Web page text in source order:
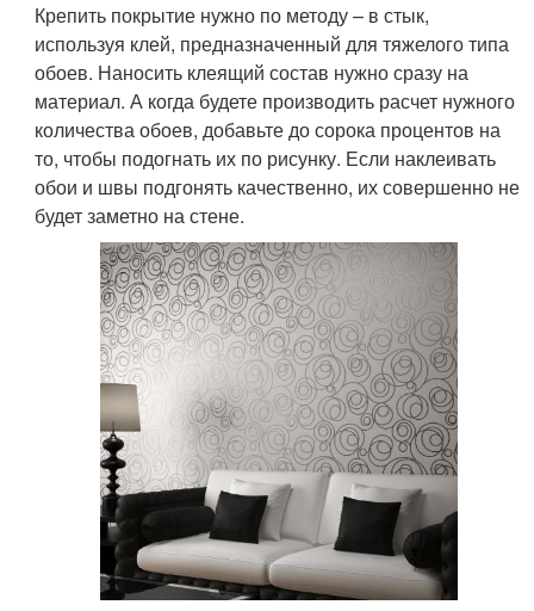
Крепить покрытие нужно по методу – в стык,
используя клей, предназначенный для тяжелого типа
обоев. Наносить клеящий состав нужно сразу на
материал. А когда будете производить расчет нужного
количества обоев, добавьте до сорока процентов на
то, чтобы подогнать их по рисунку. Если наклеивать
обои и швы подгонять качественно, их совершенно не
будет заметно на стене.